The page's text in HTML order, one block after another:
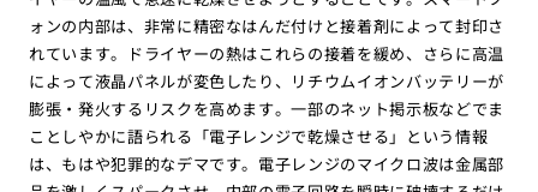
ォンの内部は、非常に精密なはんだ付けと接着剤によって封印さ
れています。ドライヤーの熱はこれらの接着を緩め、さらに高温
によって液晶パネルが変色したり、リチウムイオンバッテリーが
膨張・発火するリスクを高めます。一部のネット掲示板などでま
ことしやかに語られる「電子レンジで乾燥させる」という情報
は、もはや犯罪的なデマです。電子レンジのマイクロ波は金属部